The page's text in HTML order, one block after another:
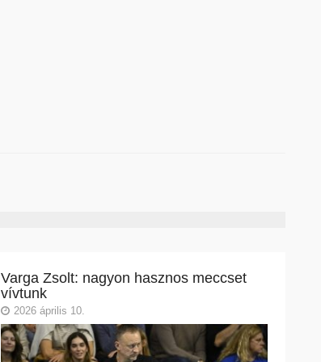
Varga Zsolt: nagyon hasznos meccset
vívtunk
2026 április 10.